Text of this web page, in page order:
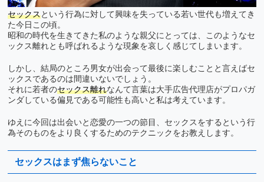
セックスという行為に対して興味を失っている若い世代も増えてき
た今日この頃。
昭和の時代を生きてきた私のような親父にとっては、このようなセ
ックス離れとも呼ばれるような現象を哀しく感じてしまいます。
しかし、結局のところ男女が出会って最後に楽しむことと言えばセ
ックスであるのは間違いないでしょう。
それに若者のセックス離れなんて言葉は大手広告代理店がプロパガ
ンダしている偏見である可能性も高いと私は考えています。
ゆえに今回は出会いと恋愛の一つの節目、セックスをするという行
為そのものをより良くするためのテクニックをお教えします。
セックスはまず焦らないこと